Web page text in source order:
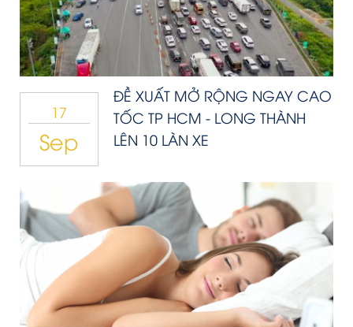
17
Sep
ĐỀ XUẤT MỞ RỘNG NGAY CAO
TỐC TP HCM - LONG THÀNH
LÊN 10 LÀN XE